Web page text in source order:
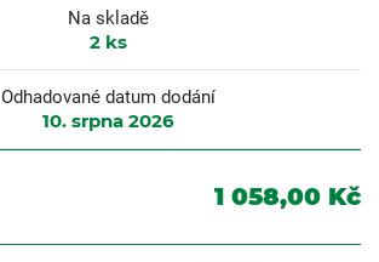
Na skladě
2ks
Odhadované datum dodání
10. srpna 2026
1 058,00 Kč